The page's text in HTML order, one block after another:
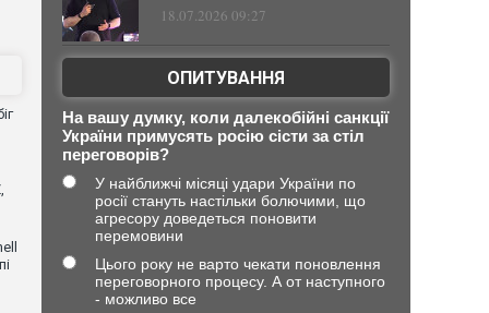
18.07.2026 09:27
ОПИТУВАННЯ
На вашу думку, коли далекобійні санкції
України примусять росію сісти за стіл
переговорів?
У найближчі місяці удари України по
росії стануть настільки болючими, що
агресору доведеться поновити
перемовини
Цього року не варто чекати поновлення
переговорного процесу. А от наступного
- можливо все